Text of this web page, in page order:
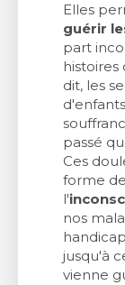
Elles
guérir
part
histoires
dit, les
passé
Ces
forme de
l'
nos
jusqu'à
vienne